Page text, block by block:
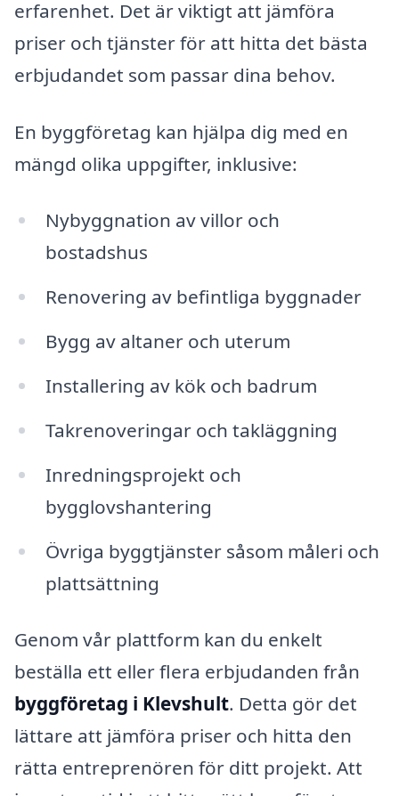
erfarenhet. Det är viktigt att jämföra
priser och tjänster för att hitta det bästa
erbjudandet som passar dina behov.
En byggföretag kan hjälpa dig med en
mängd olika uppgifter, inklusive:
Nybyggnation av villor och
bostadshus
Renovering av befintliga byggnader
Bygg av altaner och uterum
Installering av kök och badrum
Takrenoveringar och takläggning
Inredningsprojekt och
bygglovshantering
Övriga byggtjänster såsom måleri och
plattsättning
Genom vår plattform kan du enkelt
beställa ett eller flera erbjudanden från
byggföretag i Klevshult. Detta gör det
lättare att jämföra priser och hitta den
rätta entreprenören för ditt projekt. Att